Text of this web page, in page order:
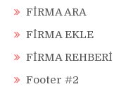
FİRMA ARA
FİRMA EKLE
FİRMA REHBERİ
Footer #2